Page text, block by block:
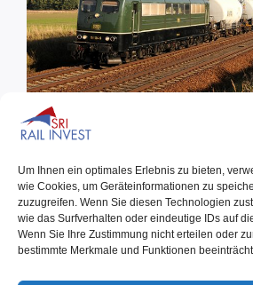
Um Ihnen ein optimales Erlebnis zu bieten,
wie Cookies, um Geräteinformationen zu
zuzugreifen. Wenn Sie diesen Technologien
wie das Surfverhalten oder eindeutige IDs auf
Wenn Sie Ihre Zustimmung nicht erteilen oder
bestimmte Merkmale und Funktionen
151 033 ausgeliefert
16.09.2013
Aus dem Werk Dessau wurde
der 151 033 die dritte